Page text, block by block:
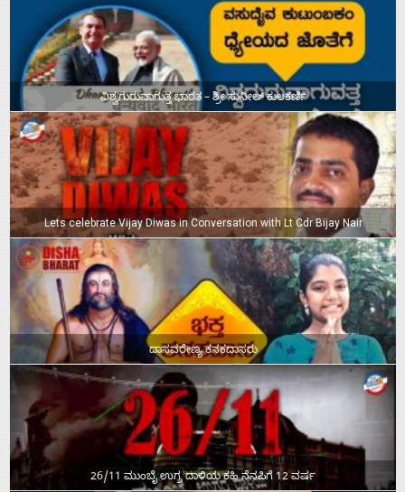
ವಿಶ್ವಗುರುವಾಗುತ್ತ ಭಾರತ – ಶ್ರೀ ಸುನೀಲ್‌ ಕುಲಕರ್ಣಿ
Lets celebrate Vijay Diwas in Conversation with Lt Cdr Bijay Nair
ದಾಸವರೇಣ್ಯ ಕನಕದಾಸರು
26/11 ಮುಂಬೈ ಉಗ್ರ ದಾಳಿಯ ಕಹಿ ನೆನಪಿಗೆ 12 ವರ್ಷ